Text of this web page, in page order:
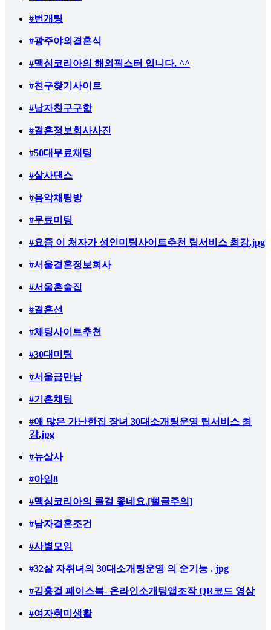
#번개팅
#광주야외결혼식
#맥심코리아의 해외픽스터 입니다. ^^
#친구찾기사이트
#남자친구구함
#결혼정보회사사진
#50대무료채팅
#살사댄스
#음악채팅방
#무료미팅
#요즘 이 처자가 성인미팅사이트추천 립서비스 최강.jpg
#서울결혼정보회사
#서울혼술집
#결혼선
#체팅사이트추천
#30대미팅
#서울급만남
#기혼채팅
#애 많은 가난한집 장녀 30대소개팅운영 립서비스 최
강.jpg
#뉴살사
#아임8
#맥심코리아의 콜걸 좋네요.[뻘글주의]
#남자결혼조건
#사별모임
#32살 자취녀의 30대소개팅운영 의 순기능 . jpg
#김홍걸 페이스북- 온라인소개팅앱조작 QR코드 영상
#여자취미생활